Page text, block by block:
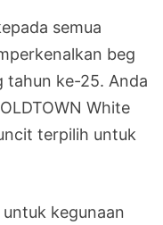
semua
beg
tahun ke-25. Anda
White
terpilih untuk
kegunaan